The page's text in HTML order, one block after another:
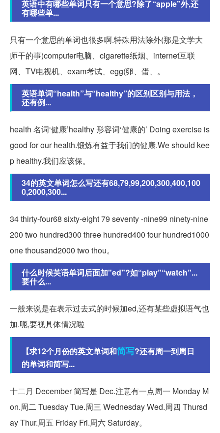
英语中有哪些单词只有一个意思?除了“apple”外,还
有哪些单...
只有一个意思的单词也很多啊.特殊用法除外(那是文学大
师干的事)computer电脑、cigarette纸烟、internet互联
网、TV电视机、exam考试、egg(卵、蛋、。
英语单词“health”与“healthy”的区别区别与用法，
还有例...
health 名词‘健康’healthy 形容词‘健康的’ Doing exercise is
good for our health.锻炼有益于我们的健康.We should kee
p healthy.我们应该保。
34的英文单词怎么写还有68,79,99,200,300,400,100
0,2000,300...
34 thirty-four68 sixty-eight 79 seventy -nine99 ninety-nine
200 two hundred300 three hundred400 four hundred1000
one thousand2000 two thou。
什么时候英语单词后面加"ed"?如“play”“watch”...
要什么...
一般来说是在表示过去式的时候加ed,还有某些虚拟语气也
加.呃,要视具体情况啦
【求12个月份的英文单词和简写?还有周一到周日
的单词和简写...
十二月 December 简写是 Dec.注意有一点周一 Monday M
on.周二 Tuesday Tue.周三 Wednesday Wed.周四 Thursd
ay Thur.周五 Friday Fri.周六 Saturday。